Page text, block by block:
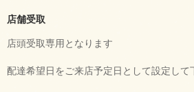
店舗受取
店頭受取専用となります
配達希望日をご来店予定日として設定して